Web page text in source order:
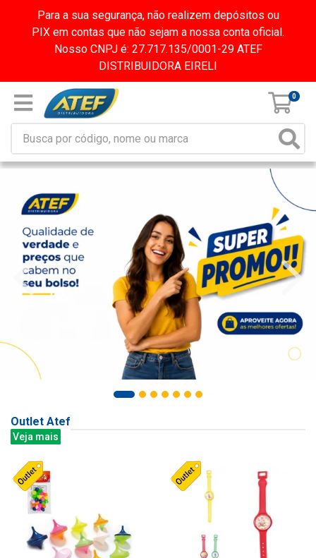
Para a sua segurança, não realizem depósitos ou
PIX em contas que não sejam a nossa conta oficial.
Nosso CNPJ é: 27.717.135/0001-29 ATEF
DISTRIBUIDORA EIRELI
0
Outlet Atef
Veja mais